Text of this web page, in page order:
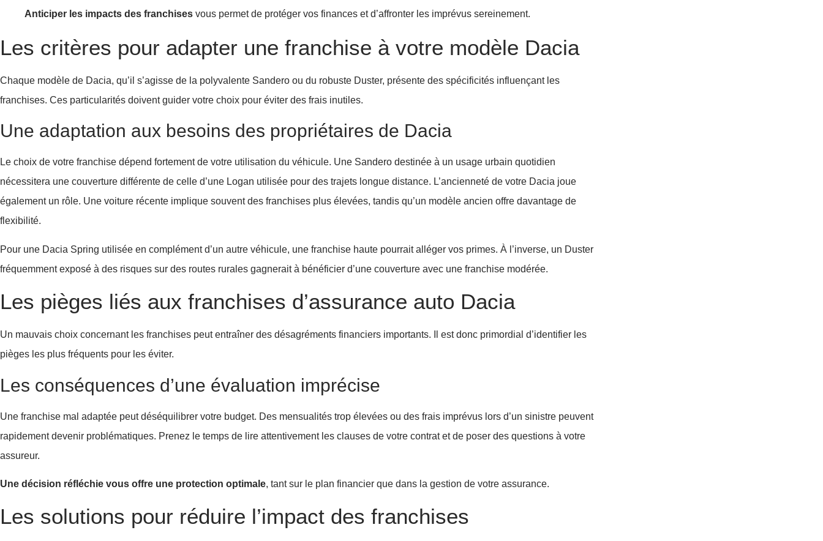
Anticiper les impacts des franchises vous permet de protéger vos finances et d’affronter les imprévus sereinement.
Les critères pour adapter une franchise à votre modèle Dacia
Chaque modèle de Dacia, qu’il s’agisse de la polyvalente Sandero ou du robuste Duster, présente des spécificités influençant les
franchises. Ces particularités doivent guider votre choix pour éviter des frais inutiles.
Une adaptation aux besoins des propriétaires de Dacia
Le choix de votre franchise dépend fortement de votre utilisation du véhicule. Une Sandero destinée à un usage urbain quotidien
nécessitera une couverture différente de celle d’une Logan utilisée pour des trajets longue distance. L’ancienneté de votre Dacia joue
également un rôle. Une voiture récente implique souvent des franchises plus élevées, tandis qu’un modèle ancien offre davantage de
flexibilité.
Pour une Dacia Spring utilisée en complément d’un autre véhicule, une franchise haute pourrait alléger vos primes. À l’inverse, un Duster
fréquemment exposé à des risques sur des routes rurales gagnerait à bénéficier d’une couverture avec une franchise modérée.
Les pièges liés aux franchises d’assurance auto Dacia
Un mauvais choix concernant les franchises peut entraîner des désagréments financiers importants. Il est donc primordial d’identifier les
pièges les plus fréquents pour les éviter.
Les conséquences d’une évaluation imprécise
Une franchise mal adaptée peut déséquilibrer votre budget. Des mensualités trop élevées ou des frais imprévus lors d’un sinistre peuvent
rapidement devenir problématiques. Prenez le temps de lire attentivement les clauses de votre contrat et de poser des questions à votre
assureur.
Une décision réfléchie vous offre une protection optimale, tant sur le plan financier que dans la gestion de votre assurance.
Les solutions pour réduire l’impact des franchises